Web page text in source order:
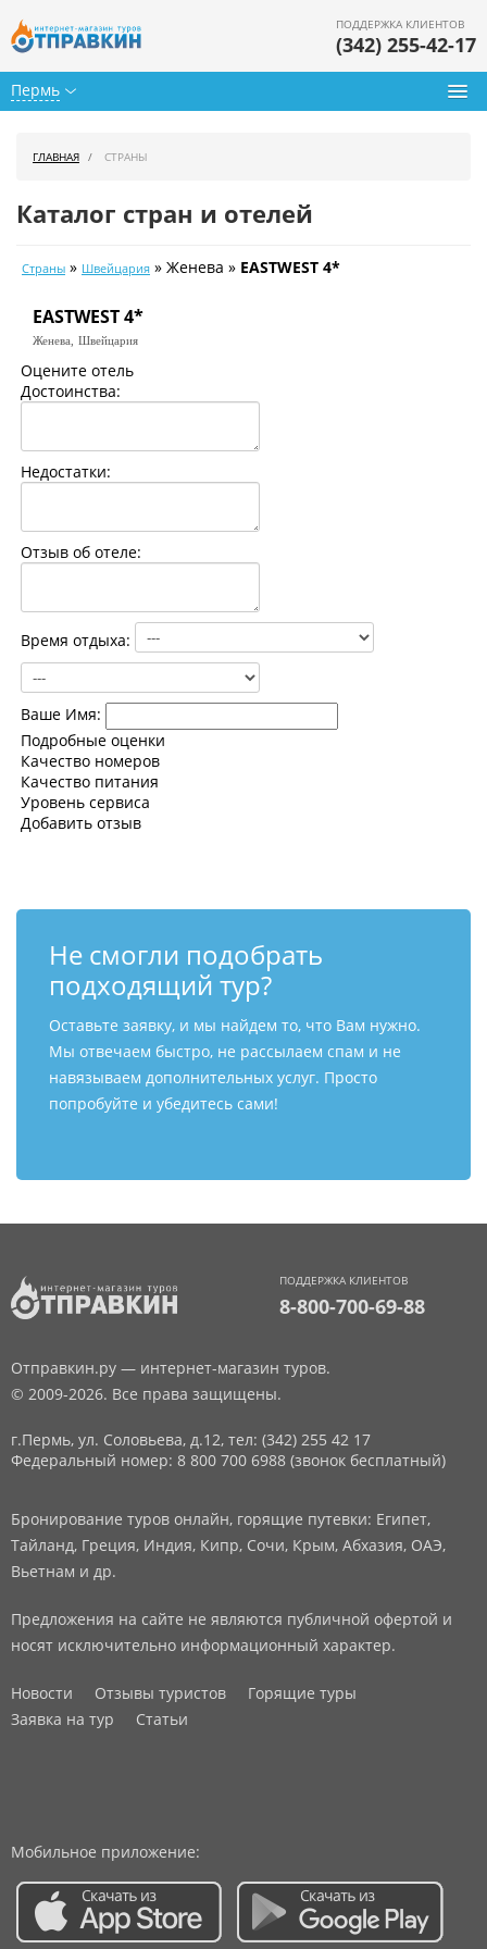
Пермь
ПОДДЕРЖКА КЛИЕНТОВ
(342) 255-42-17
Календарь туров
Цены дня
Страны
ГЛАВНАЯ СТРАНЫ
Каталог стран и отелей
Страны » Швейцария » Женева » EASTWEST 4*
EASTWEST 4*
Женева, Швейцария
Оцените отель
Достоинства:
Недостатки:
Отзыв об отеле:
Время отдыха:
Ваше Имя:
Подробные оценки
Качество номеров
Качество питания
Уровень сервиса
Добавить отзыв
Не смогли подобрать
подходящий тур?
Оставьте заявку, и мы найдем то, что Вам нужно.
Мы отвечаем быстро, не рассылаем спам и не
навязываем дополнительных услуг. Просто
попробуйте и убедитесь сами!
ПОДДЕРЖКА КЛИЕНТОВ
8-800-700-69-88
Отправкин.ру — интернет-магазин туров.
© 2009-2026. Все права защищены.
г.Пермь, ул. Соловьева, д.12, тел: (342) 255 42 17
Федеральный номер: 8 800 700 6988 (звонок бесплатный)
Бронирование туров онлайн, горящие путевки: Египет,
Тайланд, Греция, Индия, Кипр, Сочи, Крым, Абхазия, ОАЭ,
Вьетнам и др.
Предложения на сайте не являются публичной офертой и
носят исключительно информационный характер.
Новости Отзывы туристов
Горящие туры
Заявка на тур
Статьи
Мобильное приложение: